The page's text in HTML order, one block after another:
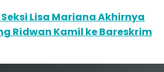
Lisa Mariana Akhirnya
Ridwan Kamil ke Bareskrim